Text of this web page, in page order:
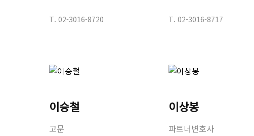
T. 02-3016-8720 T. 02-3016-8717
이승철
고문
이상봉
파트너변호사